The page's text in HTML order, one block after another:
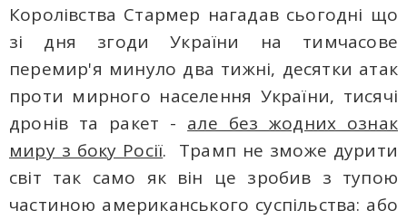
Королівства Стармер нагадав сьогодні що
зi дня згоди України на тимчасове
перемир'я минуло два тижні, десятки атак
проти мирного населення України, тисячі
дронів тa ракет - але без жодних ознак
миpу з боку Росії. Трамп не зможе дурити
світ так само як він це зробив з тупою
частиною американського суспільства: або